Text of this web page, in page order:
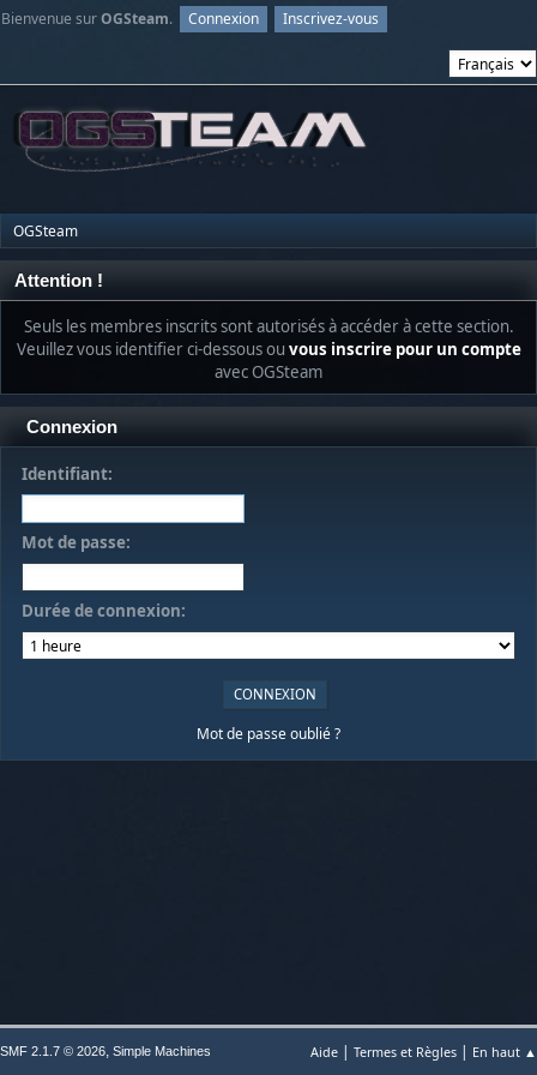
Bienvenue surOGSteam. Connexion Inscrivez-vous
OGSteam
Attention !
Seuls les membres inscrits sont autorisés à accéder à cette section.
Veuillez vous identifier ci-dessous ou vous inscrire pour un compte
avec OGSteam
Connexion
Identifiant:
Mot de passe:
Durée de connexion:
Mot de passe oublié ?
Aide | Termes et Règles | En haut ▲
SMF 2.1.7 © 2026, Simple Machines